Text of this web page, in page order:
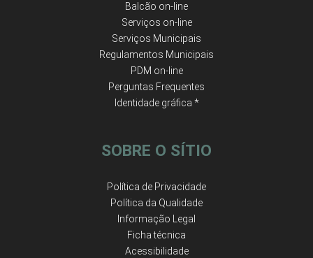
Balcão on-line
Serviços on-line
Serviços Municipais
Regulamentos Municipais
PDM on-line
Perguntas Frequentes
Identidade gráfica *
SOBRE O SÍTIO
Política de Privacidade
Política da Qualidade
Informação Legal
Ficha técnica
Acessibilidade